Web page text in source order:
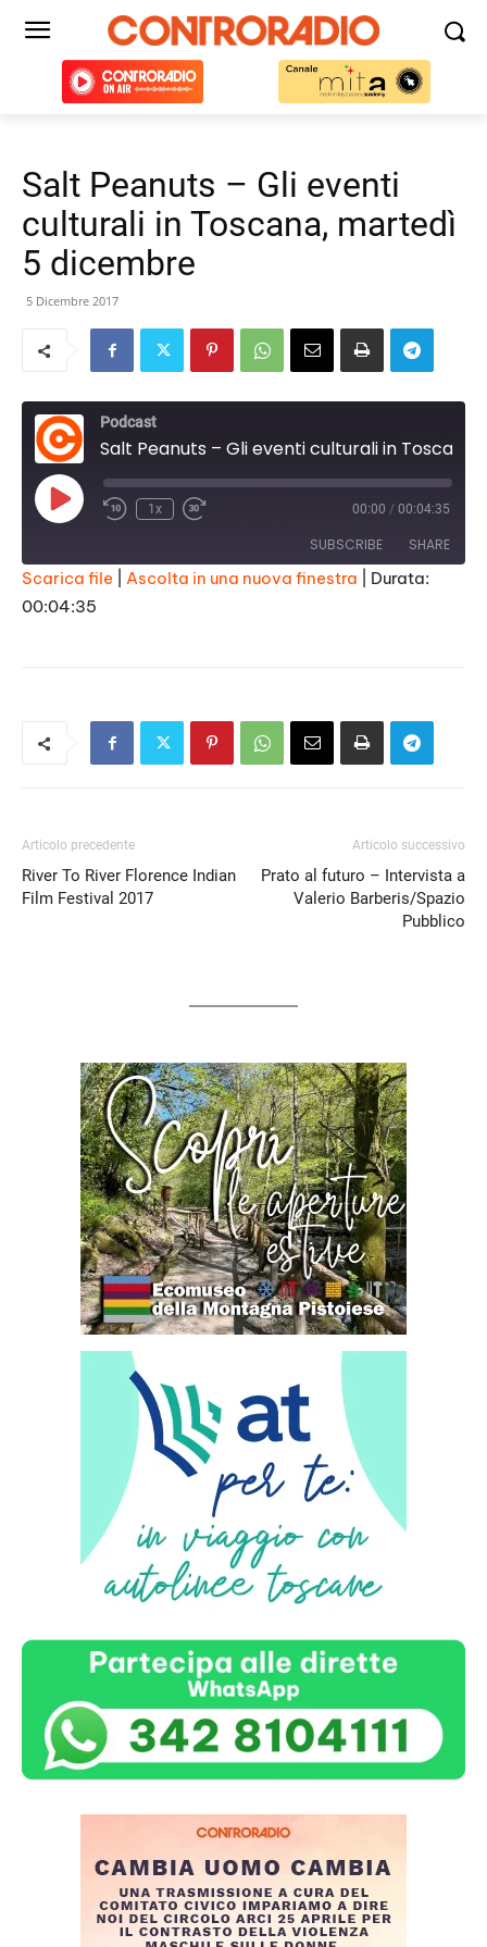
Salt Peanuts – Gli eventi
culturali in Toscana, martedì
5 dicembre
5 Dicembre 2017
Podcast
Play
Episode
1x 00:00 / 00:04:35
SUBSCRIBE SHARE
SHARE
Scarica file Ascolta in una nuova finestra
Durata:
00:04:35
Articolo precedente
River To River Florence Indian
Film Festival 2017
Articolo successivo
Prato al futuro – Intervista a
Valerio Barberis/Spazio
Pubblico